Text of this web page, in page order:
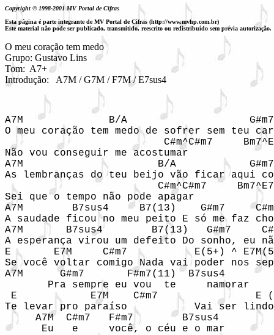
Copyright © 1998-2001 MV Portal de Cifras
Esta página é parte integrante de MV Portal de Cifras (http://www.mvhp.com.br)
Este material não pode ser publicado, transmitido, reescrito ou redistribuído sem prévia autorização.
O meu coração tem medo
Grupo: Gustavo Lins
Tom:  A7+
Introdução:   A7M / G7M / F7M / E7sus4
A7M              B/A                    G#m7
O meu coração tem medo de sofrer sem teu
C#m^C#m7
Não vou conseguir me acostumar
A7M                      B/A            G#m7
As lembranças do teu beijo vão ficar aqui
C#m^C#m7
Sei que o tempo não pode apagar
A7M        B7sus4     B7(13)    G#m7
A saudade ficou no meu peito E só me faz
A7M       B7sus4        B7(13)   G#m7
A esperança virou um defeito Do sonho, eu
E       E7M     C#m7           E(5+) ^
Se você voltar comigo Nada vai poder nos
A7M      G#m7       F#m7(11)  B7sus4
       Pra sempre eu vou  te     namorar
E            E7M    C#m7                E
Te levar pro paraíso           Vai ser lindo
     A7M  C#m7   F#m7        B7sus4
      Eu   e     você, o céu e o mar